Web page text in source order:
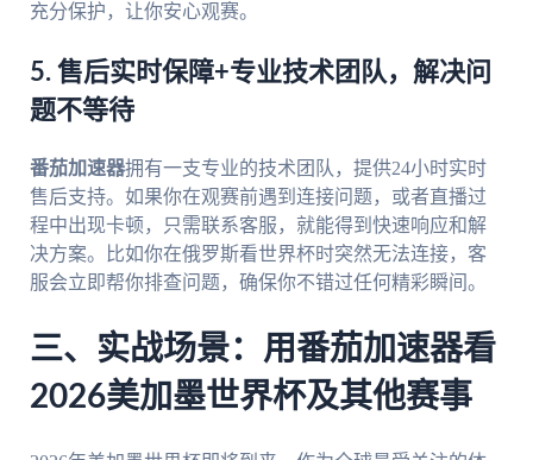
充分保护，让你安心观赛。
5. 售后实时保障+专业技术团队，解决问
题不等待
番茄加速器拥有一支专业的技术团队，提供24小时实时
售后支持。如果你在观赛前遇到连接问题，或者直播过
程中出现卡顿，只需联系客服，就能得到快速响应和解
决方案。比如你在俄罗斯看世界杯时突然无法连接，客
服会立即帮你排查问题，确保你不错过任何精彩瞬间。
三、实战场景：用番茄加速器看
2026美加墨世界杯及其他赛事